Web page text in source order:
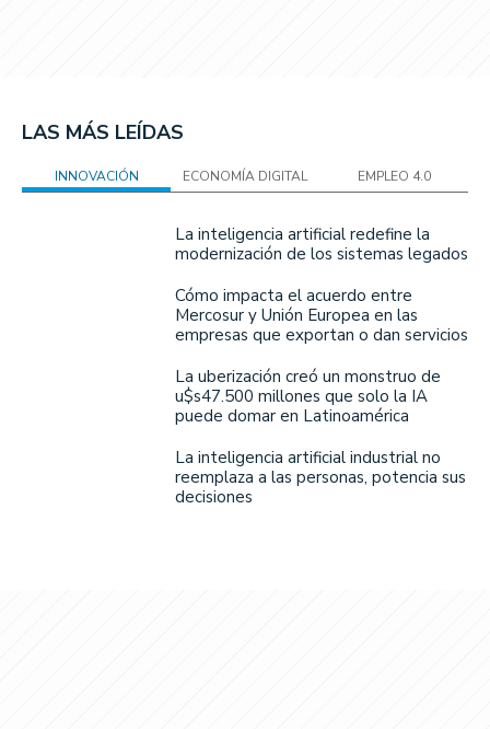
LAS MÁS LEÍDAS
INNOVACIÓN ECONOMÍA DIGITAL EMPLEO 4.0
La inteligencia artificial redefine la
modernización de los sistemas legados
Cómo impacta el acuerdo entre
Mercosur y Unión Europea en las
empresas que exportan o dan servicios
La uberización creó un monstruo de
u$s47.500 millones que solo la IA
puede domar en Latinoamérica
La inteligencia artificial industrial no
reemplaza a las personas, potencia sus
decisiones